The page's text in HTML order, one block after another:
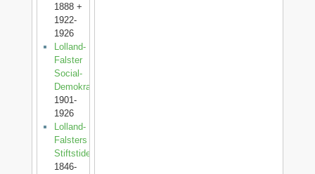
1888 +
1922-
1926
Lolland-
Falster
Social-
Demokrat
1901-
1926
Lolland-
Falsters
Stiftstidende
1846-